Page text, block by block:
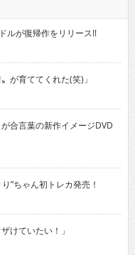
ルが復帰作をリリース!!
が育ててくれた(笑)」
合言葉の新作イメージDVD
”ちゃん初トレカ発売！
けていたい！」